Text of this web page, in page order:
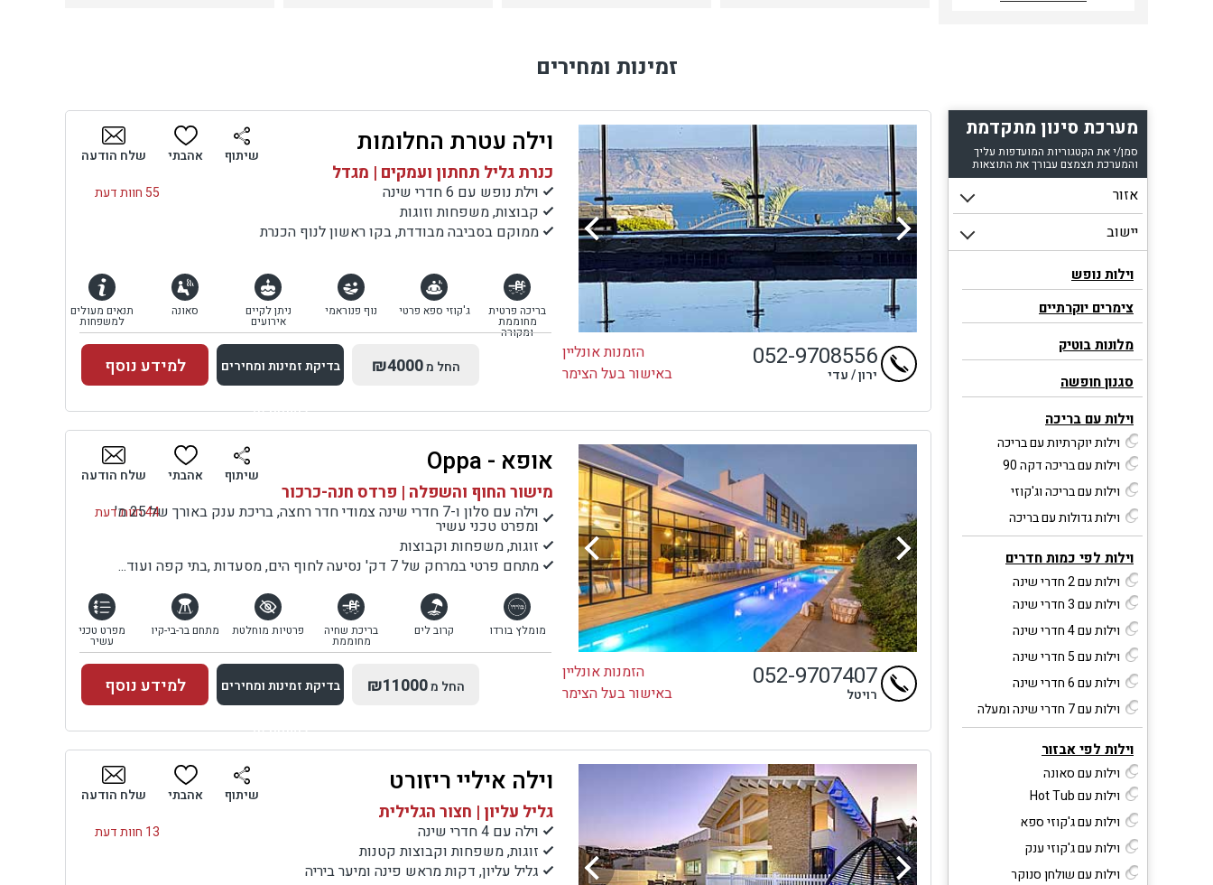
זמינות ומחירים
מערכת סינון מתקדמת
סמן/י את הקטגוריות המועדפות עליך
והמערכת תצמצם עבורך את התוצאות
וילות נופש
צימרים יוקרתיים
מלונות בוטיק
סגנון חופשה
וילות עם בריכה
וילות יוקרתיות עם בריכה
וילות עם בריכה דקה 90
וילות עם בריכה וג'קוזי
וילות גדולות עם בריכה
וילות לפי כמות חדרים
וילות עם 2 חדרי שינה
וילות עם 3 חדרי שינה
וילות עם 4 חדרי שינה
וילות עם 5 חדרי שינה
וילות עם 6 חדרי שינה
וילות עם 7 חדרי שינה ומעלה
וילות לפי אבזור
וילות עם סאונה
וילות עם Hot Tub
וילות עם ג'קוזי ספא
וילות עם ג'קוזי ענק
וילות עם שולחן סנוקר
וילה עטרת החלומות
כנרת גליל תחתון ועמקים | מגדל
55 חוות דעת
וילת נופש עם 6 חדרי שינה
קבוצות, משפחות וזוגות
ממוקם בסביבה מבודדת, בקו ראשון לנוף הכנרת
שיתוף אהבתי שלח הודעה
בריכה פרטית
מחוממת
ומקורה
ג'קוזי ספא פרטי נוף פנוראמי ניתן לקיים
אירועים
סאונה תנאים מעולים
למשפחות
הזמנות אונליין
באישור בעל הצימר
052-9708556
ירון / עדי החל מ₪4000 בדיקת זמינות ומחירים
למתחם זה
בדיקת זמינות ומחירים
למידע נוסף
אופא - Oppa
מישור החוף והשפלה | פרדס חנה-כרכור
44 חוות דעת וילה עם סלון ו-7 חדרי שינה צמודי חדר רחצה, בריכת ענק באורך של 25 מ'
ומפרט טכני עשיר
זוגות, משפחות וקבוצות
מתחם פרטי במרחק של 7 דק' נסיעה לחוף הים, מסעדות ,בתי קפה ועוד...
שיתוף אהבתי שלח הודעה
מומלץ בורדו קרוב לים בריכת שחיה
מחוממת
פרטיות מוחלטת מתחם בר-בי-קיו מפרט טכני
עשיר
הזמנות אונליין
באישור בעל הצימר
052-9707407
רויטל החל מ₪11000 בדיקת זמינות ומחירים
למתחם זה
בדיקת זמינות ומחירים
למידע נוסף
וילה איליי ריזורט
גליל עליון | חצור הגלילית
13 חוות דעת
וילה עם 4 חדרי שינה
זוגות, משפחות וקבוצות קטנות
גליל עליון, דקות מראש פינה ומיער ביריה
שיתוף אהבתי שלח הודעה